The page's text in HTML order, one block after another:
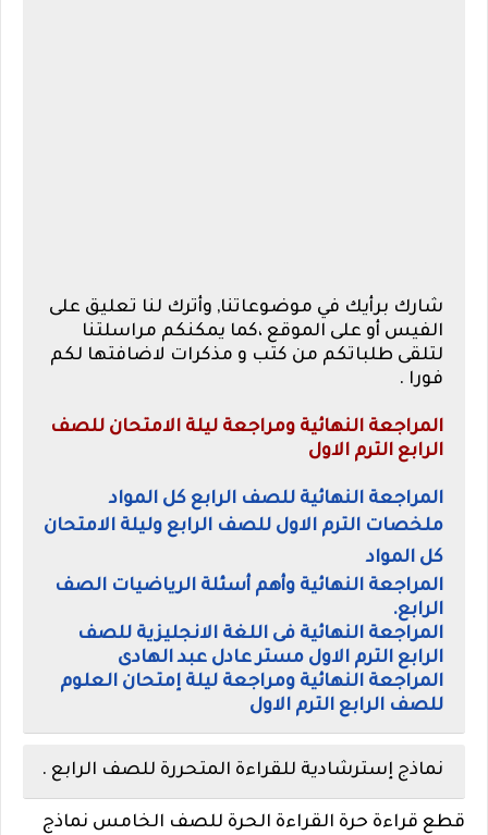
شارك برأيك في موضوعاتنا, وأترك لنا تعليق على
الفيس أو على الموقع ،كما يمكنكم مراسلتنا
لتلقى طلباتكم من كتب و مذكرات لاضافتها لكم
فورا .
المراجعة النهائية ومراجعة ليلة الامتحان للصف
الرابع الترم الاول
المراجعة النهائية للصف الرابع كل المواد
ملخصات الترم الاول للصف الرابع وليلة الامتحان
كل المواد
المراجعة النهائية وأهم أسئلة الرياضيات الصف
الرابع.
المراجعة النهائية فى اللغة الانجليزية للصف
الرابع الترم الاول مستر عادل عبد الهادى
المراجعة النهائية ومراجعة ليلة إمتحان العلوم
للصف الرابع الترم الاول
نماذج إسترشادية للقراءة المتحررة للصف الرابع .
قطع قراءة حرة القراءة الحرة للصف الخامس نماذج